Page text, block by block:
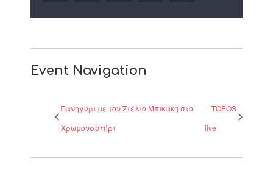
Event Navigation
Πανηγύρι με τον Στέλιο Μπικάκη στο
Χρωμοναστήρι
TOPOS
live